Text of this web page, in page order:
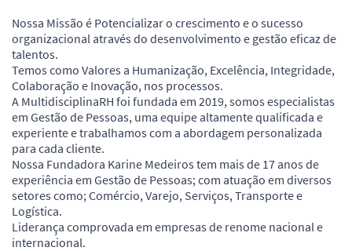
Nossa Missão é Potencializar o crescimento e o sucesso
organizacional através do desenvolvimento e gestão eficaz de
talentos.
Temos como Valores a Humanização, Excelência, Integridade,
Colaboração e Inovação, nos processos.
A MultidisciplinaRH foi fundada em 2019, somos especialistas
em Gestão de Pessoas, uma equipe altamente qualificada e
experiente e trabalhamos com a abordagem personalizada
para cada cliente.
Nossa Fundadora Karine Medeiros tem mais de 17 anos de
experiência em Gestão de Pessoas; com atuação em diversos
setores como; Comércio, Varejo, Serviços, Transporte e
Logística.
Liderança comprovada em empresas de renome nacional e
internacional.